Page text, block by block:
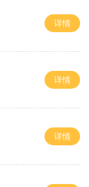
详情
详情
详情